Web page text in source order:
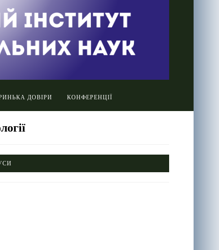
ДОВІРИ КОНФЕРЕНЦІЇ